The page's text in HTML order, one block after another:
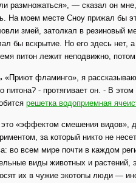
размножаться», — сказал он
На моем месте Сноу прижал бы
змей, затолкал в резиновый
бы вскрытие. Но его здесь нет,
питон лежит неподвижно,
«Приют фламинго», я
питона? - протягивает он. - В этом
решетка водоприемная
«эффектом смешения видов»,
за который никто не
во всем мире почти в каждом
виды животных и растений,
их в чужие экотопы люди —